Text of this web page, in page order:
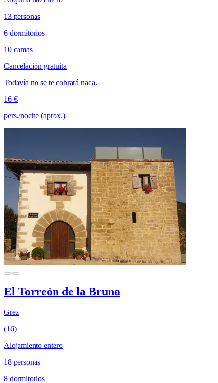
13 personas
6 dormitorios
10 camas
Cancelación gratuita
Todavía no se te cobrará nada.
16 €
pers./noche (aprox.)
El Torreón de la Bruna
Grez
(16)
Alojamiento entero
18 personas
8 dormitorios